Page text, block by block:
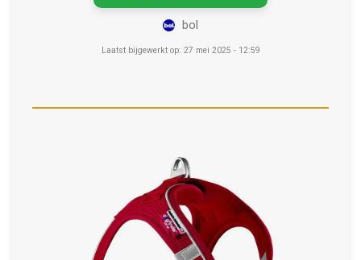
bol
Laatst bijgewerkt op: 27 mei 2025 - 12:59